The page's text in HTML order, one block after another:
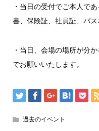
・当日の受付でご本人で
書、保険証、社員証、パス
・当日、会場の場所が分
でお願いいたします。
過去のイベント